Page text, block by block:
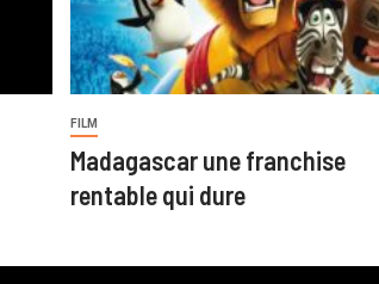
FILM
Madagascar une franchise
rentable qui dure